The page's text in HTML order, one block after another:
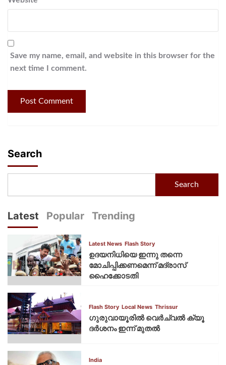
Save my name, email, and website in this browser for the
next time I comment.
Search
Search
Latest Popular Trending
Latest News Flash Story
ഉദയനിധിയെ ഇന്നു തന്നെ
മോചിപ്പിക്കണമെന്ന് മദ്രാസ്
ഹൈക്കോടതി
Flash Story Local News Thrissur
ഗുരുവായൂരില്‍ വെര്‍ച്വല്‍ ക്യൂ
ദര്‍ശനം ഇന്ന് മുതല്‍
India